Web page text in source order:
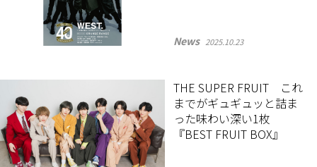
News 2025.10.23
THE SUPER FRUIT これ
までがギュギュッと詰ま
った味わい深い1枚
『BEST FRUIT BOX』